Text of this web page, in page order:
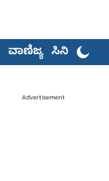
ವಾಣಿಜ್ಯ ಸಿನಿಮಾ
Advertisement